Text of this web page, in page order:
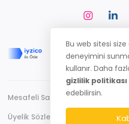
Mesafeli Satış Sözleşmesi
Üyelik Sözleşmesi
Bu web sitesi
deneyimini
kullanır. Daha
gizlilik politikası
edebilirsin.